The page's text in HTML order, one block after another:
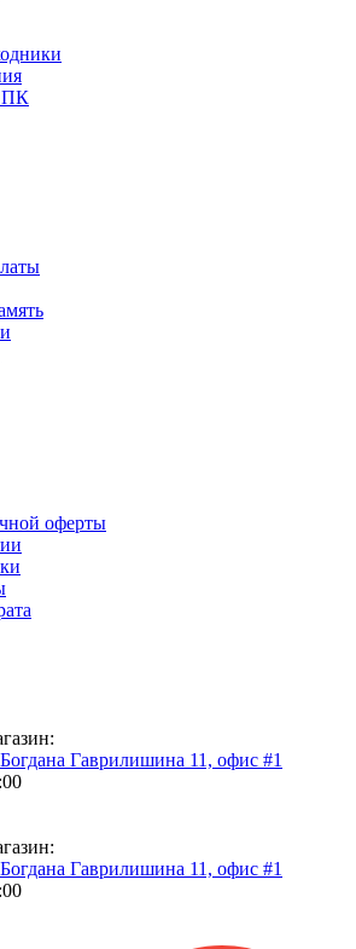
ПК
оферты
Гаврилишина 11, офис #1
Гаврилишина 11, офис #1